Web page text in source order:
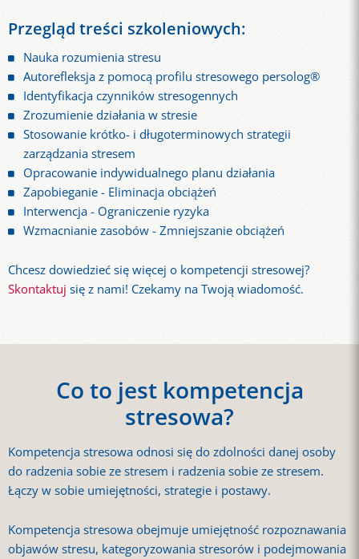
Przegląd treści szkoleniowych:
Nauka rozumienia stresu
Autorefleksja z pomocą profilu stresowego persolog®
Identyfikacja czynników stresogennych
Zrozumienie działania w stresie
Stosowanie krótko- i długoterminowych strategii
zarządzania stresem
Opracowanie indywidualnego planu działania
Zapobieganie - Eliminacja obciążeń
Interwencja - Ograniczenie ryzyka
Wzmacnianie zasobów - Zmniejszanie obciążeń
Chcesz dowiedzieć się więcej o kompetencji stresowej?
Skontaktuj się z nami! Czekamy na Twoją wiadomość.
Co to jest kompetencja
stresowa?
Kompetencja stresowa odnosi się do zdolności danej osoby
do radzenia sobie ze stresem i radzenia sobie ze stresem.
Łączy w sobie umiejętności, strategie i postawy.
Kompetencja stresowa obejmuje umiejętność rozpoznawania
objawów stresu, kategoryzowania stresorów i podejmowania